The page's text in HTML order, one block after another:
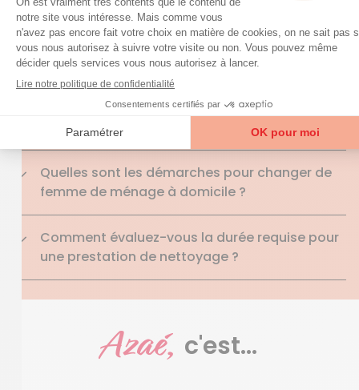
Comment cela se passe-t-il si mon aide à
domicile casse ou endommage un objet ?
Qui est l'employeur de l'intervenant à domicile
que j'ai engagé ?
Quelles sont les démarches pour changer de
femme de ménage à domicile ?
Comment évaluez-vous la durée requise pour
une prestation de nettoyage ?
Azaé, c'est...